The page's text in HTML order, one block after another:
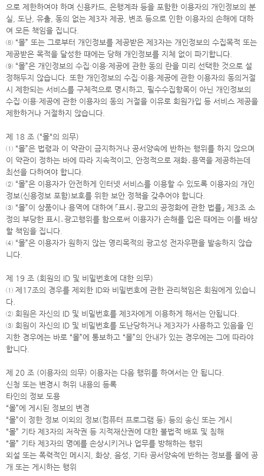
으로 제한하여야 하며 신용카드, 은행계좌 등을 포함한 이용자의 개인정보의 분
실, 도난, 유출, 동의 없는 제3자 제공, 변조 등으로 인한 이용자의 손해에 대하
여 모든 책임을 집니다.
⑧ “몰” 또는 그로부터 개인정보를 제공받은 제3자는 개인정보의 수집목적 또는
제공받은 목적을 달성한 때에는 당해 개인정보를 지체 없이 파기합니다.
⑨ “몰”은 개인정보의 수집·이용·제공에 관한 동의 란을 미리 선택한 것으로 설
정해두지 않습니다. 또한 개인정보의 수집·이용·제공에 관한 이용자의 동의거절
시 제한되는 서비스를 구체적으로 명시하고, 필수수집항목이 아닌 개인정보의
수집·이용·제공에 관한 이용자의 동의 거절을 이유로 회원가입 등 서비스 제공을
제한하거나 거절하지 않습니다.
제 18 조 (“몰“의 의무)
① “몰”은 법령과 이 약관이 금지하거나 공서양속에 반하는 행위를 하지 않으며
이 약관이 정하는 바에 따라 지속적이고, 안정적으로 재화․용역을 제공하는데
최선을 다하여야 합니다.
② “몰”은 이용자가 안전하게 인터넷 서비스를 이용할 수 있도록 이용자의 개인
정보(신용정보 포함)보호를 위한 보안 정책을 갖추어야 합니다.
③ “몰”이 상품이나 용역에 대하여 「표시․광고의 공정화에 관한 법률」 제3조 소
정의 부당한 표시․광고행위를 함으로써 이용자가 손해를 입은 때에는 이를 배상
할 책임을 집니다.
④ “몰”은 이용자가 원하지 않는 영리목적의 광고성 전자우편을 발송하지 않습
니다.
제 19 조 (회원의 ID 및 비밀번호에 대한 의무)
① 제17조의 경우를 제외한 ID와 비밀번호에 관한 관리책임은 회원에게 있습니
다.
② 회원은 자신의 ID 및 비밀번호를 제3자에게 이용하게 해서는 안됩니다.
③ 회원이 자신의 ID 및 비밀번호를 도난당하거나 제3자가 사용하고 있음을 인
지한 경우에는 바로 “몰”에 통보하고 “몰”의 안내가 있는 경우에는 그에 따라야
합니다.
제 20 조 (이용자의 의무) 이용자는 다음 행위를 하여서는 안 됩니다.
신청 또는 변경시 허위 내용의 등록
타인의 정보 도용
“몰”에 게시된 정보의 변경
“몰”이 정한 정보 이외의 정보(컴퓨터 프로그램 등) 등의 송신 또는 게시
“몰” 기타 제3자의 저작권 등 지적재산권에 대한 불법적 배포 및 침해
“몰” 기타 제3자의 명예를 손상시키거나 업무를 방해하는 행위
외설 또는 폭력적인 메시지, 화상, 음성, 기타 공서양속에 반하는 정보를 몰에 공
개 또는 게시하는 행위